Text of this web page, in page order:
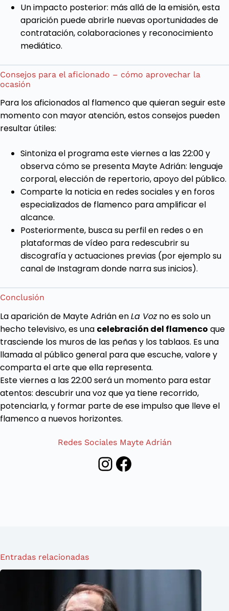
Un impacto posterior: más allá de la emisión, esta
aparición puede abrirle nuevas oportunidades de
contratación, colaboraciones y reconocimiento
mediático.
Consejos para el aficionado – cómo aprovechar la
ocasión
Para los aficionados al flamenco que quieran seguir este
momento con mayor atención, estos consejos pueden
resultar útiles:
Sintoniza el programa este viernes a las 22:00 y
observa cómo se presenta Mayte Adrián: lenguaje
corporal, elección de repertorio, apoyo del público.
Comparte la noticia en redes sociales y en foros
especializados de flamenco para amplificar el
alcance.
Posteriormente, busca su perfil en redes o en
plataformas de vídeo para redescubrir su
discografía y actuaciones previas (por ejemplo su
canal de Instagram donde narra sus inicios).
Conclusión
La aparición de Mayte Adrián enLa Vozno es solo un
hecho televisivo, es una celebración del flamenco que
trasciende los muros de las peñas y los tablaos. Es una
llamada al público general para que escuche, valore y
comparta el arte que ella representa.
Este viernes a las 22:00 será un momento para estar
atentos: descubrir una voz que ya tiene recorrido,
potenciarla, y formar parte de ese impulso que lleve el
flamenco a nuevos horizontes.
Redes Sociales Mayte Adrián
Instagram
Facebook
Entradas relacionadas